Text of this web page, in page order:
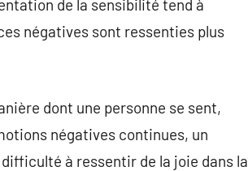
de la sensibilité tend à
négatives sont ressenties plus
dont une personne se sent,
négatives continues, un
à ressentir de la joie dans la